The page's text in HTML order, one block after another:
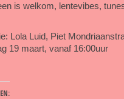
is welkom, lentevibes,
Lola Luid, Piet
19 maart, vanaf 16:00uur